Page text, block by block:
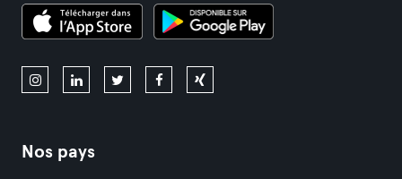
Nos pays